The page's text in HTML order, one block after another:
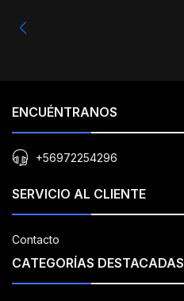
ENCUÉNTRANOS
+56972254296
SERVICIO AL CLIENTE
Contacto
CATEGORÍAS DESTACADAS